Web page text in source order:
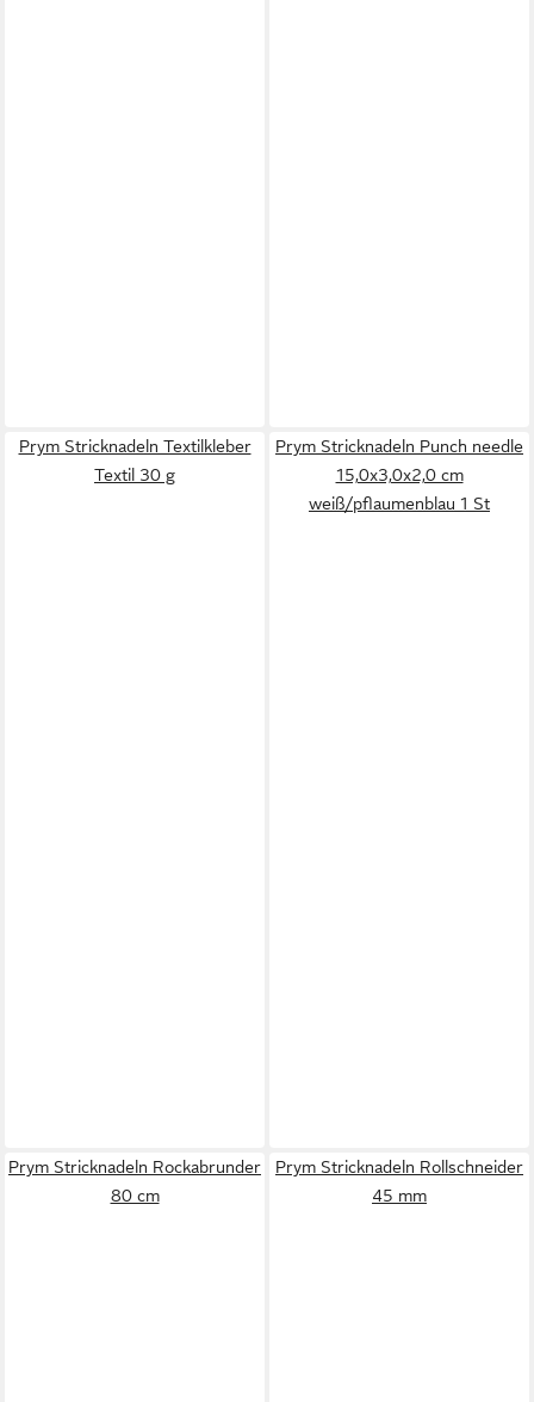
Prym Stricknadeln Textilkleber
Textil 30 g
Prym Stricknadeln Punch needle
15,0x3,0x2,0 cm
weiß/pflaumenblau 1 St
Prym Stricknadeln Rockabrunder
80 cm
Prym Stricknadeln Rollschneider
45 mm